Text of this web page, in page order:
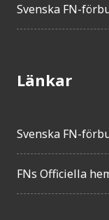
Svenska FN-
Länkar
Svenska FN-
FNs Officiella